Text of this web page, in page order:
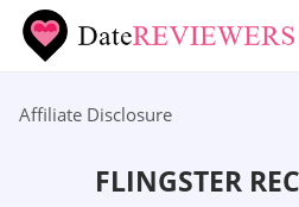
Affiliate Disclosure
FLINGSTER